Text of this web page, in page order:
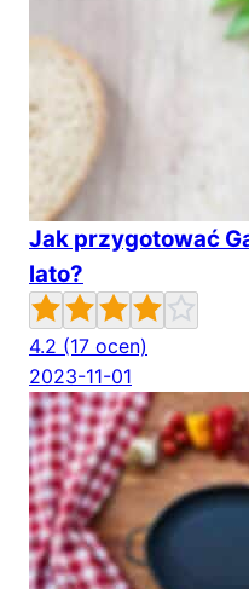
Jak przygotować
lato?
4.2 (17 ocen)
2023-11-01